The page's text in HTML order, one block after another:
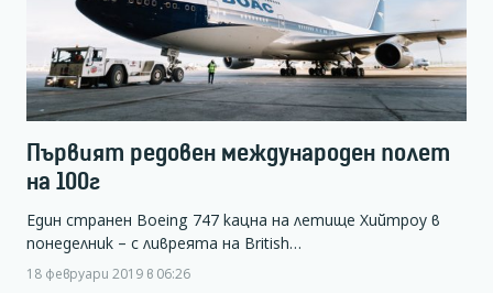
Първият редовен международен полет
на 100г
Един странен Boeing 747 кацна на летище Хийтроу в
понеделник – с ливреята на British…
18 февруари 2019 в 06:26